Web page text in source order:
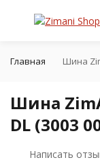
Главная Шина
Шина
DL (3003
Написать